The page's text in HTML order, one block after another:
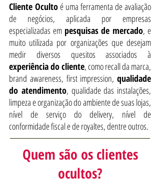
Cliente Ocultoé uma ferramenta de avaliação
de negócios, aplicada por empresas
especializadas em pesquisas de mercado, e
muito utilizada por organizações que desejam
medir diversos quesitos associados à
experiência do cliente, como recall da marca,
brand awareness, first impression, qualidade
do atendimento, qualidade das instalações,
limpeza e organização do ambiente de suas lojas,
nível de serviço do delivery, nível de
conformidade fiscal e de royaltes, dentre outros.
Quem são os clientes
ocultos?